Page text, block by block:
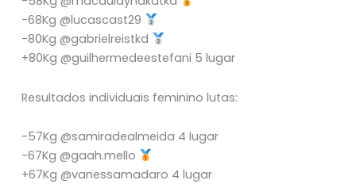
-68Kg @lucascast29
-80Kg @gabrielreistkd
+80Kg @guilhermedeestefani 5 lugar
Resultados individuais feminino lutas:
-57Kg @samiradealmeida 4 lugar
-67Kg @gaah.mello
+67Kg @vanessamadaro 4 lugar